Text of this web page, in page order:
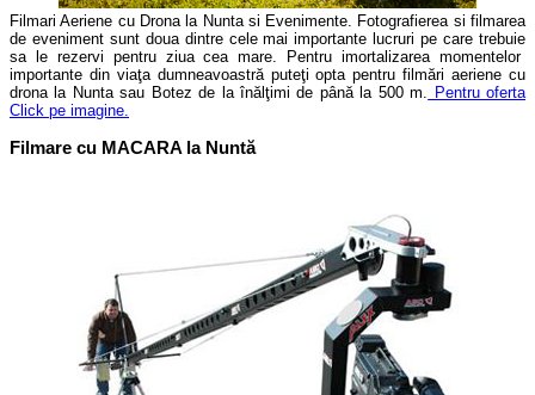
Filmari Aeriene cu Drona la Nunta si Evenimente. Fotografierea si filmarea
de eveniment sunt doua dintre cele mai importante lucruri pe care trebuie
sa le rezervi pentru ziua cea mare. Pentru imortalizarea momentelor
importante din viaţa dumneavoastră puteţi opta pentru filmări aeriene cu
drona la Nunta sau Botez de la înălţimi de până la 500 m.
Pentru oferta
Click pe imagine.
Filmare cu MACARA la Nuntă